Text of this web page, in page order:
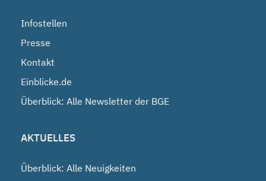
Infostellen
Presse
Kontakt
Einblicke.de
Überblick: Alle Newsletter der BGE
AKTUELLES
Überblick: Alle Neuigkeiten